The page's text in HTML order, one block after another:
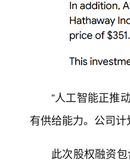
“人工智能正推
有供给能力。公司
此次股权融资